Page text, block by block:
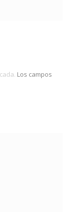
Los campos